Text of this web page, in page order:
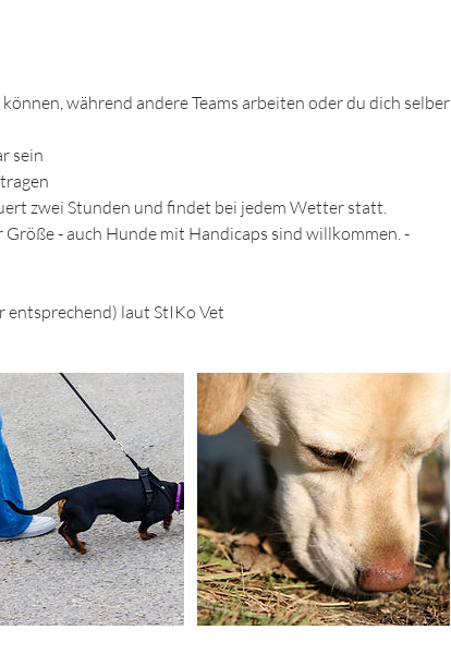
während andere Teams arbeiten oder du dich selber
sein
zwei Stunden und findet bei jedem Wetter statt.
Größe - auch Hunde mit Handicaps sind willkommen. -
laut StIKo Vet